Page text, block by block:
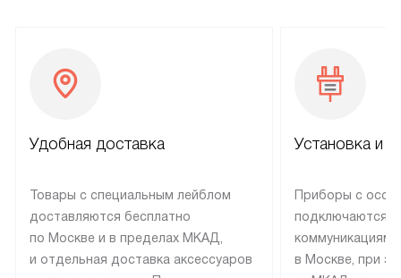
Удобная доставка
Товары с специальным лейблом
доставляются бесплатно
по Москве и в пределах МКАД,
и отдельная доставка аксессуаров
Установка и
Приборы с
подключаются к
коммуникациям
в Москве, при